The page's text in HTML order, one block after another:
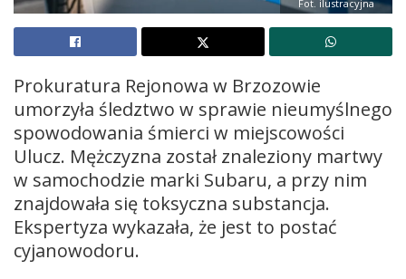
Fot. ilustracyjna
Prokuratura Rejonowa w Brzozowie
umorzyła śledztwo w sprawie nieumyślnego
spowodowania śmierci w miejscowości
Ulucz. Mężczyzna został znaleziony martwy
w samochodzie marki Subaru, a przy nim
znajdowała się toksyczna substancja.
Ekspertyza wykazała, że jest to postać
cyjanowodoru.